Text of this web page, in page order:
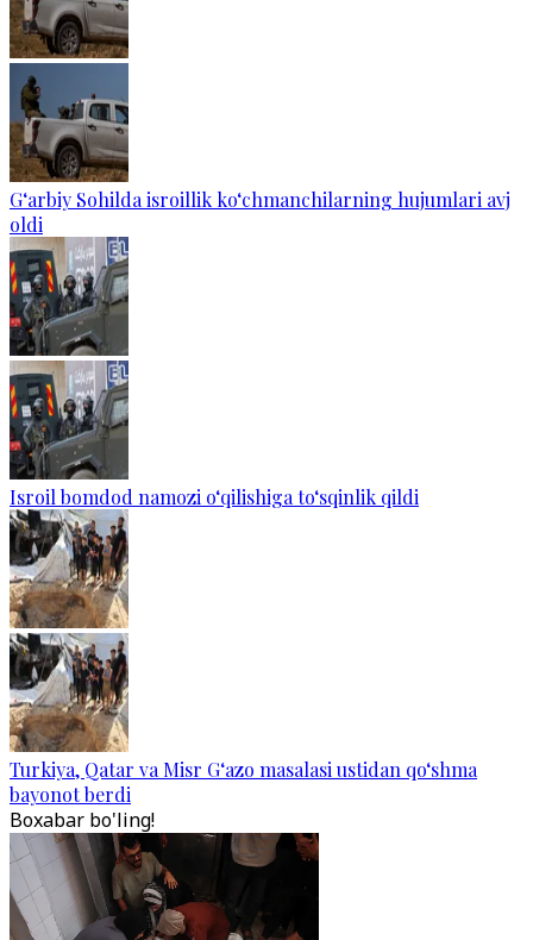
G‘arbiy Sohilda isroillik ko‘chmanchilarning hujumlari avj
oldi
Isroil bomdod namozi o‘qilishiga to‘sqinlik qildi
Turkiya, Qatar va Misr G‘azo masalasi ustidan qo‘shma
bayonot berdi
Boxabar bo'ling!